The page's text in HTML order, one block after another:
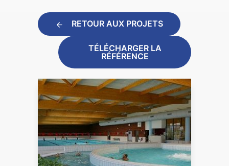
RETOUR AUX PROJETS
TÉLÉCHARGER LA
RÉFÉRENCE